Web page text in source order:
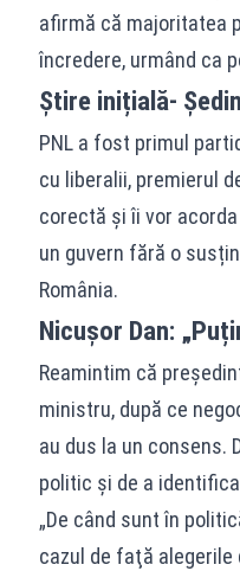
afirmă că majoritatea
încredere, urmând ca
Știre inițială-
PNL a fost primul
cu liberalii, premierul
corectă și îi vor
un guvern fără o
România.
Nicușor Dan:
Reamintim că
ministru, după ce
au dus la un consens.
politic și de a
„De când sunt în
cazul de faţă alegerile